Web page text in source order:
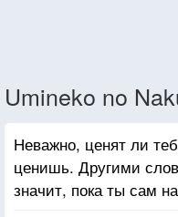
Umineko no
Неважно, ценят ли
ценишь. Другими
значит, пока ты сам